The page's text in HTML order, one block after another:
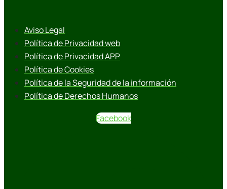
Aviso Legal
Política de Privacidad web
Política de Privacidad APP
Política de Cookies
Política de la Seguridad de la información
Política de Derechos Humanos
Facebook